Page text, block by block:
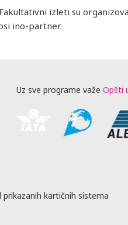
izleti su
ino-partner.
Uz sve programe važe Opšti
kartičnih sistema